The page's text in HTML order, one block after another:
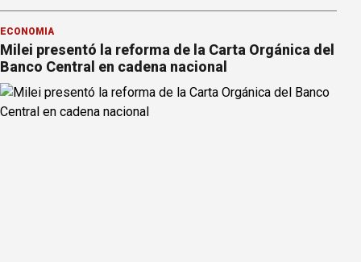
ECONOMÍA
Milei presentó la reforma de la Carta Orgánica del
Banco Central en cadena nacional